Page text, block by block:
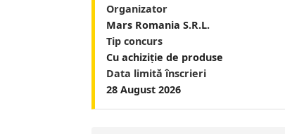
Organizator
Mars Romania S.R.L.
Tip concurs
Cu achiziție de produse
Data limită înscrieri
28 August 2026